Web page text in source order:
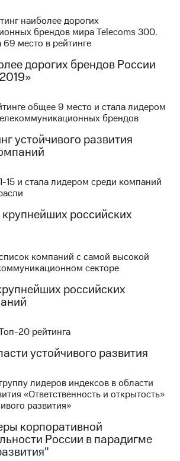
наиболее дорогих
брендов мира Telecoms 300.
место в рейтинге
дорогих брендов России
общее 9 место и стала лидером
брендов
устойчивого развития
и стала лидером среди компаний
российских
компаний с самой высокой
секторе
российских
20 рейтинга
устойчивого развития
лидеров индексов в области
«Ответственность и открытость»
развития»
корпоративной
России в парадигме